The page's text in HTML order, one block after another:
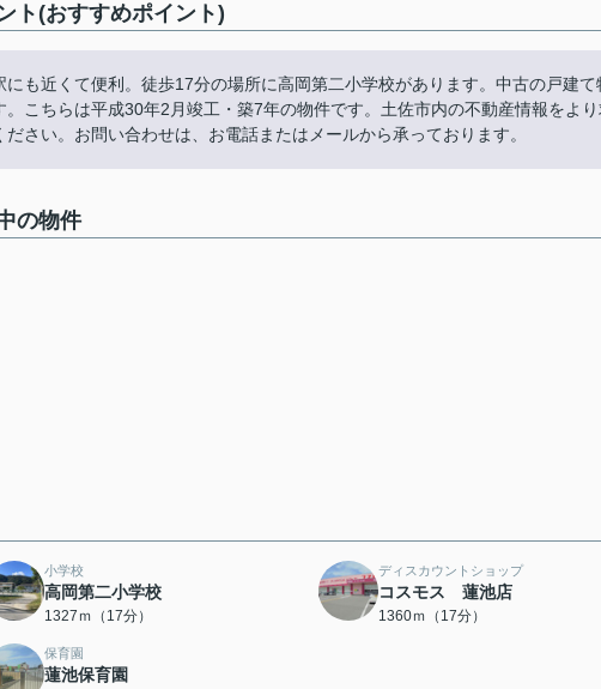
ト(おすすめポイント)
も近くて便利。徒歩17分の場所に高岡第二小学校があります。中古の戸建て
こちらは平成30年2月竣工・築7年の物件です。土佐市内の不動産情報をよ
さい。お問い合わせは、お電話またはメールから承っております。
の物件
小学校
高岡第二小学校
1327ｍ（17分）
ディスカウントショップ
コスモス 蓮池店
1360ｍ（17分）
保育園
蓮池保育園